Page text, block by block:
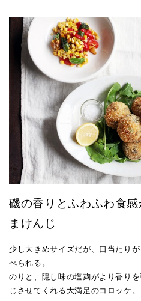
磯の香りとふわふわ食
まけんじ
少し大きめサイズだが、口当たり
べられる。
のりと、隠し味の塩麹がより香り
じさせてくれる大満足のコロッケ。